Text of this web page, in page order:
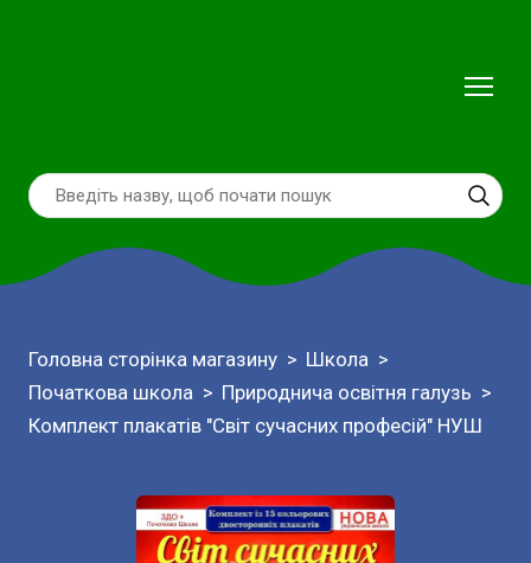
Головна сторінка магазину
Школа
Початкова школа
Природнича освітня галузь
Комплект плакатів "Світ сучасних професій" НУШ